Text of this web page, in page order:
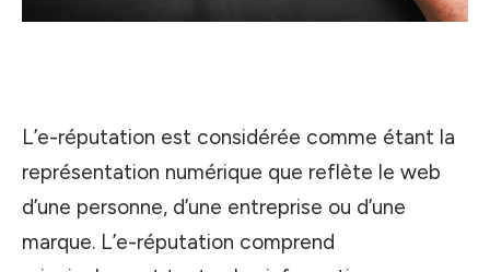
L’e-réputation est considérée comme étant la
représentation numérique que reflète le web
d’une personne, d’une entreprise ou d’une
marque. L’e-réputation comprend